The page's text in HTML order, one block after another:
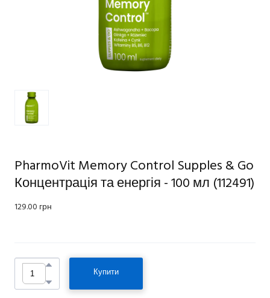
PharmoVit Memory Control Supples & Go
Концентрація та енергія - 100 мл (112491)
129.00 грн
Купити